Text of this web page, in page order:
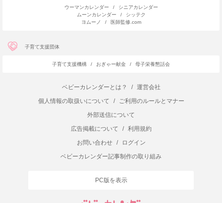
ウーマンカレンダー /
シニアカレンダー
ムーンカレンダー
/
シッテク
ヨムーノ
/ 医師監修.com
子育て支援団体
子育て支援機構 / おぎゃー献金 / 母子栄養懇話会
ベビーカレンダーとは？ /
運営会社
個人情報の取扱いについて
/
ご利用のルールとマナー
外部送信について
広告掲載について
/
利用規約
お問い合わせ
/
ログイン
ベビーカレンダー記事制作の取り組み
PC版を表示